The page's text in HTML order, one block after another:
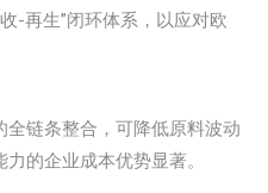
-再生”闭环体系，以应对欧
链条整合，可降低原料波动
的企业成本优势显著。